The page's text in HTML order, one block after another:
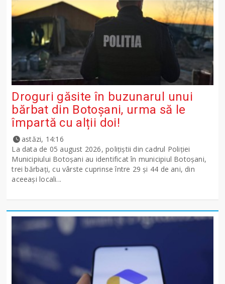
Droguri găsite în buzunarul unui
bărbat din Botoșani, urma să le
împartă cu alții doi!
astăzi, 14:16
La data de 05 august 2026, polițiștii din cadrul Poliției
Municipiului Botoșani au identificat în municipiul Botoșani,
trei bărbați, cu vârste cuprinse între 29 și 44 de ani, din
aceeași locali...